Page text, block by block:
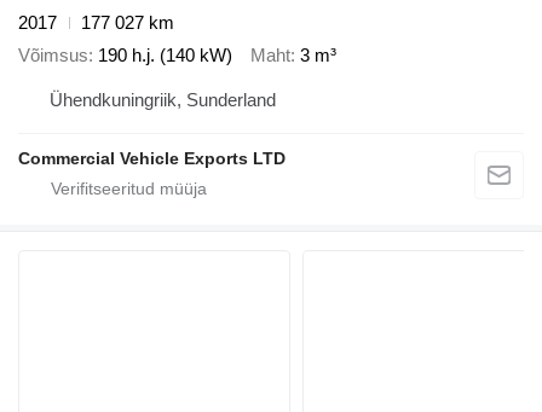
2017
177 027 km
Võimsus 190 h.j. (140 kW) Maht 3 m³
Ühendkuningriik, Sunderland
Commercial Vehicle Exports LTD